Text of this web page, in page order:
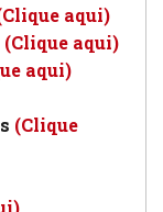
aqui)
(Clique aqui)
aqui)
(Clique